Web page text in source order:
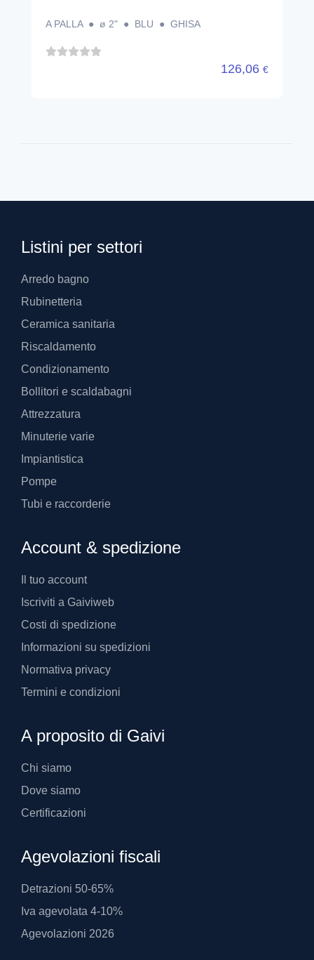
A PALLA ● ø 2" ● BLU ● GHISA
126,06 €
Listini per settori
Arredo bagno
Rubinetteria
Ceramica sanitaria
Riscaldamento
Condizionamento
Bollitori e scaldabagni
Attrezzatura
Minuterie varie
Impiantistica
Pompe
Tubi e raccorderie
Account & spedizione
Il tuo account
Iscriviti a Gaiviweb
Costi di spedizione
Informazioni su spedizioni
Normativa privacy
Termini e condizioni
A proposito di Gaivi
Chi siamo
Dove siamo
Certificazioni
Agevolazioni fiscali
Detrazioni 50-65%
Iva agevolata 4-10%
Agevolazioni 2026